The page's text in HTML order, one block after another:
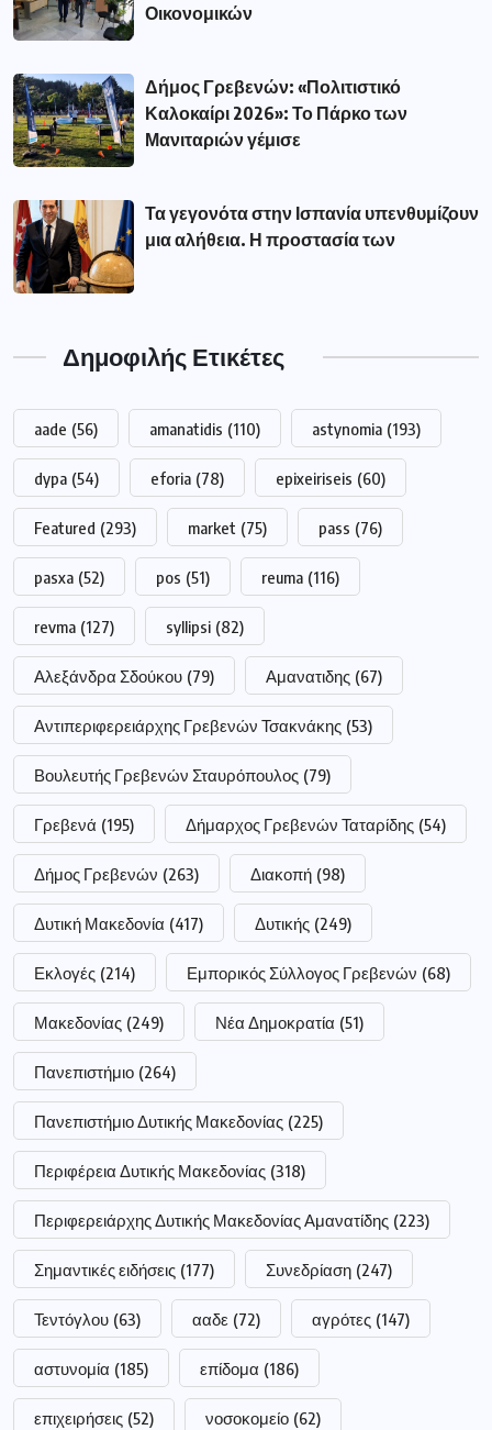
Οικονομικών
Δήμος Γρεβενών: «Πολιτιστικό
Καλοκαίρι 2026»: Το Πάρκο των
Μανιταριών γέμισε
Τα γεγονότα στην Ισπανία υπενθυμίζουν
μια αλήθεια. Η προστασία των
Δημοφιλής Ετικέτες
aade (56) amanatidis (110) astynomia (193)
dypa (54) eforia (78) epixeiriseis (60)
Featured (293) market (75) pass (76)
pasxa (52) pos (51) reuma (116)
revma (127) syllipsi (82)
Αλεξάνδρα Σδούκου (79) Αμανατιδης (67)
Αντιπεριφερειάρχης Γρεβενών Τσακνάκης (53)
Βουλευτής Γρεβενών Σταυρόπουλος (79)
Γρεβενά (195) Δήμαρχος Γρεβενών Ταταρίδης (54)
Δήμος Γρεβενών (263) Διακοπή (98)
Δυτική Μακεδονία (417) Δυτικής (249)
Εκλογές (214) Εμπορικός Σύλλογος Γρεβενών (68)
Μακεδονίας (249) Νέα Δημοκρατία (51)
Πανεπιστήμιο (264)
Πανεπιστήμιο Δυτικής Μακεδονίας (225)
Περιφέρεια Δυτικής Μακεδονίας (318)
Περιφερειάρχης Δυτικής Μακεδονίας Αμανατίδης (223)
Σημαντικές ειδήσεις (177) Συνεδρίαση (247)
Τεντόγλου (63) ααδε (72) αγρότες (147)
αστυνομία (185) επίδομα (186)
επιχειρήσεις (52) νοσοκομείο (62)